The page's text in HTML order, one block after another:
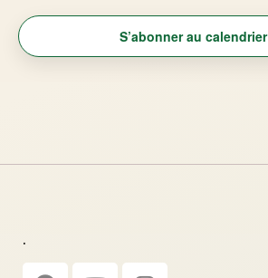
S’abonner au calendrier
.